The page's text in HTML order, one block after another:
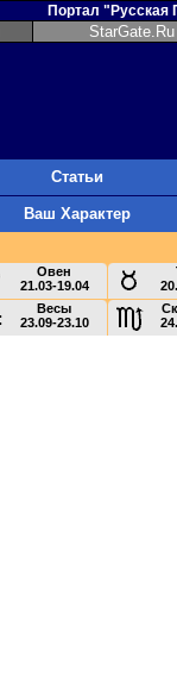
Портал "Русская
Статьи
Ваш Характер
Овен
21.03-19.04
Весы
23.09-23.10